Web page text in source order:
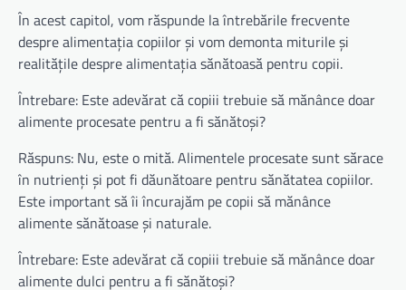
În acest capitol, vom răspunde la întrebările frecvente
despre alimentația copiilor și vom demonta miturile și
realitățile despre alimentația sănătoasă pentru copii.
Întrebare: Este adevărat că copiii trebuie să mănânce doar
alimente procesate pentru a fi sănătoși?
Răspuns: Nu, este o mită. Alimentele procesate sunt sărace
în nutrienți și pot fi dăunătoare pentru sănătatea copiilor.
Este important să îi încurajăm pe copii să mănânce
alimente sănătoase și naturale.
Întrebare: Este adevărat că copiii trebuie să mănânce doar
alimente dulci pentru a fi sănătoși?